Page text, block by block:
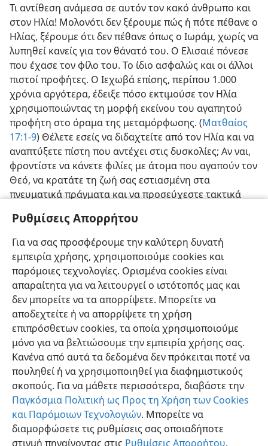
Ρυθμίσεις Απορρήτου
Για να σας προσφέρουμε την καλύτερη δυνατή
εμπειρία χρήσης, χρησιμοποιούμε cookies και
παρόμοιες τεχνολογίες. Ορισμένα cookies είναι
απαραίτητα για να λειτουργεί ο ιστότοπός μας και
δεν μπορείτε να τα απορρίψετε. Μπορείτε να
αποδεχτείτε ή να απορρίψετε τη χρήση
επιπρόσθετων cookies, τα οποία χρησιμοποιούμε
μόνο για να βελτιώσουμε την εμπειρία χρήσης σας.
Κανένα από αυτά τα δεδομένα δεν πρόκειται ποτέ να
πουληθεί ή να χρησιμοποιηθεί για διαφημιστικούς
σκοπούς. Για να μάθετε περισσότερα, διαβάστε την
Παγκόσμια Πολιτική ως Προς τη Χρήση των Cookies
και Παρόμοιων Τεχνολογιών. Μπορείτε να
διαμορφώσετε τις ρυθμίσεις σας οποιαδήποτε
στιγμή πηγαίνοντας στις Ρυθμίσεις Απορρήτου.
Τι αντίθεση ανάμεσα σε αυτόν τον κακό άνθρωπο και
στον Ηλία! Μολονότι δεν ξέρουμε πώς ή πότε πέθανε ο
Ηλίας, ξέρουμε ότι δεν πέθανε όπως ο Ιωράμ, χωρίς να
λυπηθεί κανείς για τον θάνατό του. Ο Ελισαιέ πόνεσε
που έχασε τον φίλο του. Το ίδιο ασφαλώς και οι άλλοι
πιστοί προφήτες. Ο Ιεχωβά επίσης, περίπου 1.000
χρόνια αργότερα, έδειξε πόσο εκτιμούσε τον Ηλία
χρησιμοποιώντας τη μορφή εκείνου του αγαπητού
προφήτη στο όραμα της μεταμόρφωσης. (Ματθαίος
17:1-9) Θέλετε εσείς να διδαχτείτε από τον Ηλία και να
αναπτύξετε πίστη που αντέχει στις δυσκολίες; Αν ναι,
φροντίστε να κάνετε φιλίες με άτομα που αγαπούν τον
Θεό, να κρατάτε τη ζωή σας εστιασμένη στα
πνευματικά πράγματα και να προσεύχεστε τακτικά
γεμάτη αγάπη καρδιά του Ιεχωβά!
a Κάποιοι λόγιοι έχουν υποθέσει ότι αυτό το βουνό ήταν το όρος
Κάρμηλος, όπου ο Θεός είχε
δώσει στον Ηλία τη δύναμη να
υπερισχύσει εναντίον των προφητών του Βάαλμερικά χρόνια
νωρίτερα. Ωστόσο, η Γραφή δεν διευκρινίζει ποιο βουνό ήταν.